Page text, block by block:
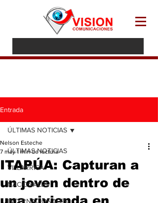
Entrada
ÚLTIMAS NOTICIAS
VILLARRICA
NACIONALES
INTERNACIONALES
ÚLTIMAS NOTICIAS
ITAPÚA: Capturan a
un joven dentro de
Nelson Esteche
7 may 1 min de lectura